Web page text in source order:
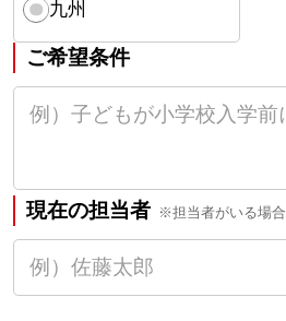
九州
ご希望条件
現在の担当者 ※担当者がいる場合